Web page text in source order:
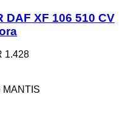
DAF XF 106 510 CV
1.428
MANTIS